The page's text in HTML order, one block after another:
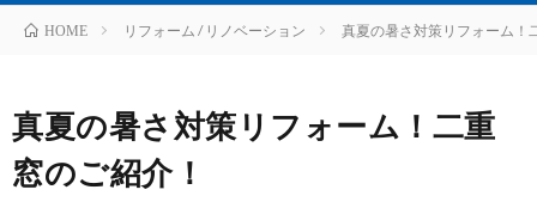
HOME リフォーム / リノベーション 真夏の暑さ対策リフォーム！
真夏の暑さ対策リフォーム！二重
窓のご紹介！